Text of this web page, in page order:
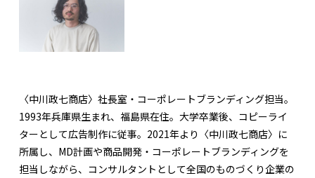
〈中川政七商店〉社長室・コーポレートブランディング担当。
1993年兵庫県生まれ、福島県在住。大学卒業後、コピーライ
ターとして広告制作に従事。2021年より〈中川政七商店〉に
所属し、MD計画や商品開発・コーポレートブランディングを
担当しながら、コンサルタントとして全国のものづくり企業の